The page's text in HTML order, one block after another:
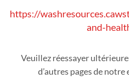
https://
and-
Veuillez réessayer
d’autres pages de notre